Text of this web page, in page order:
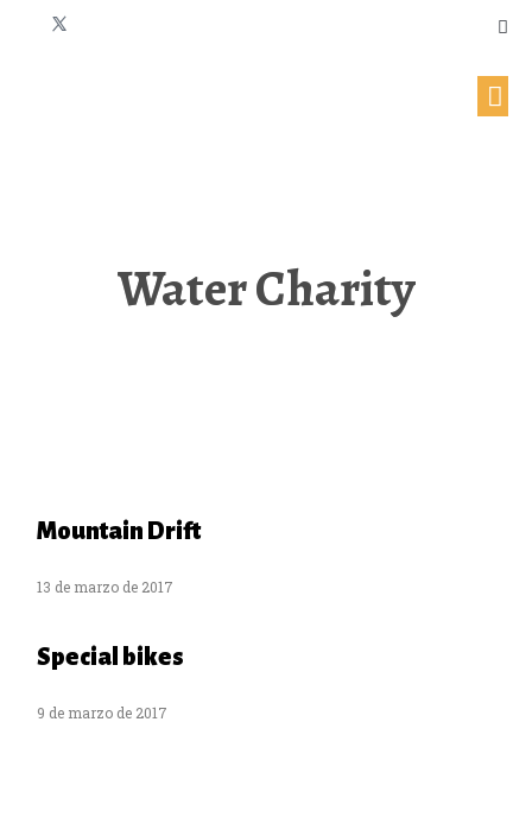
Water Charity
Mountain Drift
13 de marzo de 2017
Special bikes
9 de marzo de 2017